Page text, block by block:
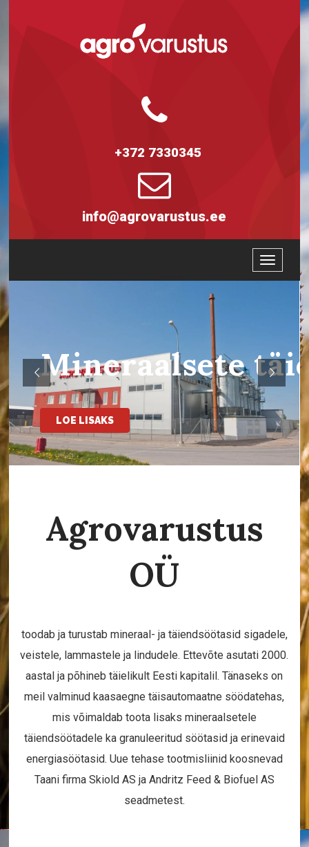
+372 7330345
info@agrovarustus.ee
Toggle
Mineraalsete
tootmine
LOE LISAKS
Agrovarustus
OÜ
toodab ja turustab mineraal- ja täiendsöötasid sigadele,
veistele, lammastele ja lindudele. Ettevõte asutati 2000.
aastal ja põhineb täielikult Eesti kapitalil. Tänaseks on
meil valminud kaasaegne täisautomaatne söödatehas,
mis võimaldab toota lisaks mineraalsetele
täiendsöötadele ka granuleeritud söötasid ja erinevaid
energiasöötasid. Uue tehase tootmisliinid koosnevad
Taani firma Skiold AS ja Andritz Feed & Biofuel AS
seadmetest.